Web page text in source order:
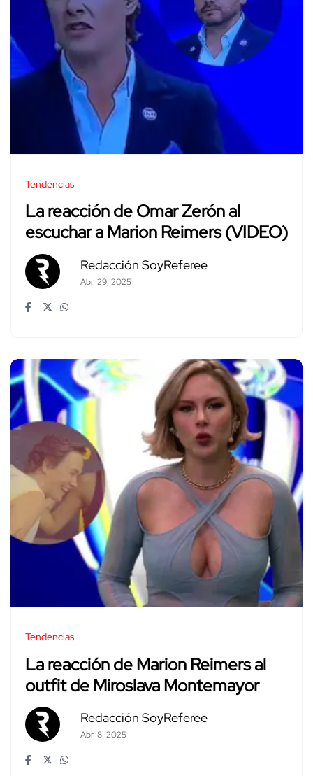
Tendencias
La reacción de Omar Zerón al
escuchar a Marion Reimers (VIDEO)
Redacción SoyReferee
Abr. 29, 2025
Tendencias
La reacción de Marion Reimers al
outfit de Miroslava Montemayor
Redacción SoyReferee
Abr. 8, 2025